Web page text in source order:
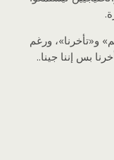
و«تأخرنا»، ورغم
بس إننا جينا..